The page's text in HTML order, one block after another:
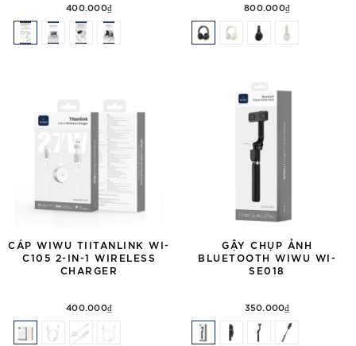
400.000₫ 800.000₫
CÁP WIWU TIITANLINK WI-
C105 2-IN-1 WIRELESS
CHARGER
400.000₫
GẬY CHỤP ẢNH
BLUETOOTH WIWU WI-
SE018
350.000₫